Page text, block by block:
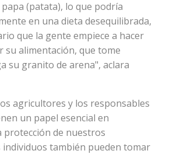
(patata), lo que podría
en una dieta desequilibrada,
que la gente empiece a hacer
su alimentación, que tome
su granito de arena", aclara
agricultores y los responsables
un papel esencial en
protección de nuestros
también pueden tomar